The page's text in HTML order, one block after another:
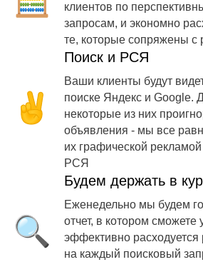
клиентов по
запросам, и экономно
те, которые сопряжены с
Поиск и РСЯ
Ваши клиенты будут
поиске Яндекс и Google.
некоторые из них
объявления - мы все
их графической рекламой
РСЯ
Будем держать в
Еженедельно мы будем
отчет, в котором сможете
эффективно
на каждый поисковый